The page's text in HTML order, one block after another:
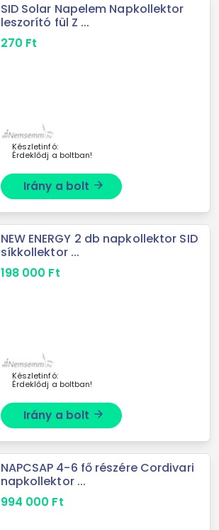
SID Solar Napelem Napkollektor
leszorító fül Z ...
270 Ft
Készletinfó:
Érdeklődj a boltban!
Irány a bolt arrow_forward
NEW ENERGY 2 db napkollektor SID
síkkollektor ...
198 000 Ft
Készletinfó:
Érdeklődj a boltban!
Irány a bolt arrow_forward
NAPCSAP 4-6 fő részére Cordivari
napkollektor ...
994 000 Ft